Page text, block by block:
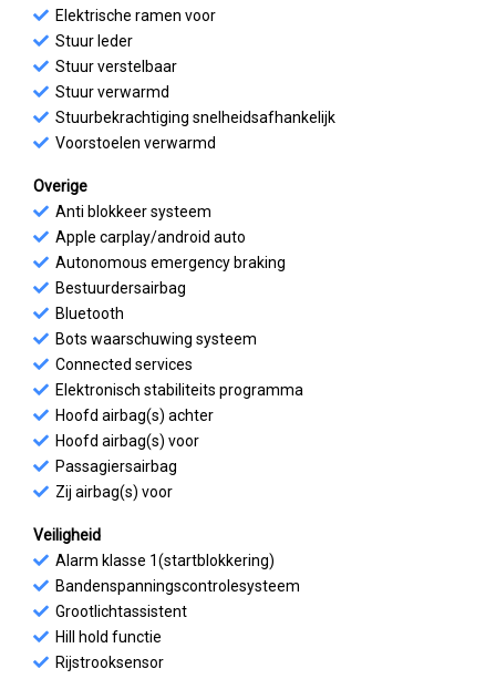
Elektrische ramen voor
Stuur leder
Stuur verstelbaar
Stuur verwarmd
Stuurbekrachtiging snelheidsafhankelijk
Voorstoelen verwarmd
Overige
Anti blokkeer systeem
Apple carplay/android auto
Autonomous emergency braking
Bestuurdersairbag
Bluetooth
Bots waarschuwing systeem
Connected services
Elektronisch stabiliteits programma
Hoofd airbag(s) achter
Hoofd airbag(s) voor
Passagiersairbag
Zij airbag(s) voor
Veiligheid
Alarm klasse 1(startblokkering)
Bandenspanningscontrolesysteem
Grootlichtassistent
Hill hold functie
Rijstrooksensor